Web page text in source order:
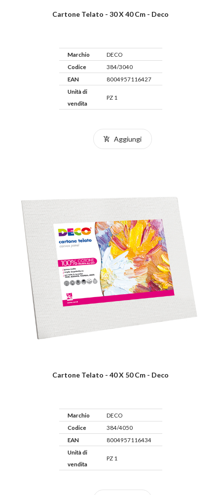
Cartone Telato - 30 X 40 Cm - Deco
Marchio
DECO
Codice
384/3040
EAN
8004957116427
Unità di
vendita
PZ 1
Aggiungi
Cartone Telato - 40 X 50 Cm - Deco
Marchio
DECO
Codice
384/4050
EAN
8004957116434
Unità di
vendita
PZ 1